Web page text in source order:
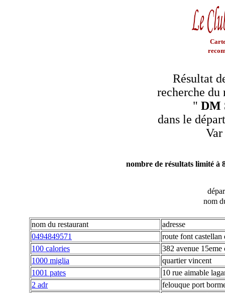
Résultat
recherche du
" DM
dans le
Var
nombre de résultats limité à
nom
nom du restaurant
adresse
0494849571
route font castellan
100 calories
382 avenue 15eme
1000 miglia
quartier vincent
1001 pates
10 rue aimable
2 adr
felouque port